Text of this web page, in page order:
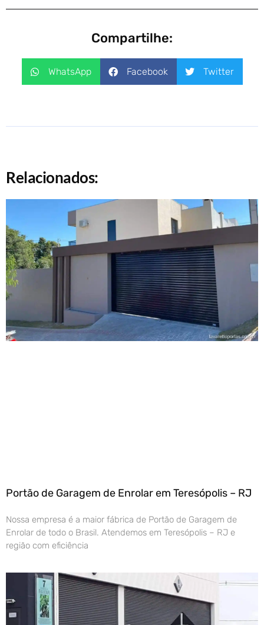
Compartilhe:
WhatsApp Facebook Twitter
Relacionados:
Portão de Garagem de Enrolar em Teresópolis – RJ
Nossa empresa é a maior fábrica de Portão de Garagem de
Enrolar de todo o Brasil. Atendemos em Teresópolis – RJ e
região com eficiência